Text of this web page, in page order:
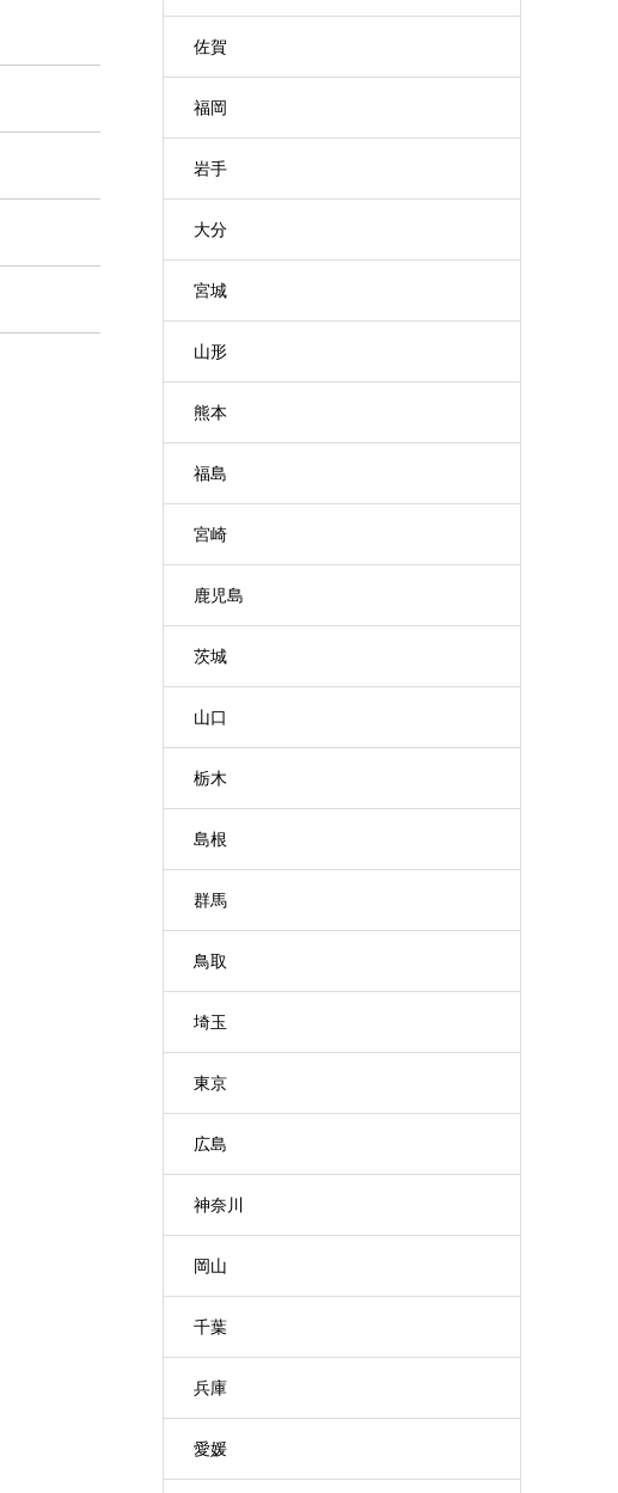
佐賀
福岡
岩手
大分
宮城
山形
熊本
福島
宮崎
鹿児島
茨城
山口
栃木
島根
群馬
鳥取
埼玉
東京
広島
神奈川
岡山
千葉
兵庫
愛媛